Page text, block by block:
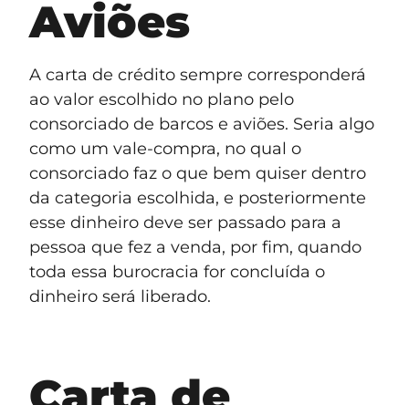
Aviões
A carta de crédito sempre corresponderá
ao valor escolhido no plano pelo
consorciado de barcos e aviões. Seria algo
como um vale-compra, no qual o
consorciado faz o que bem quiser dentro
da categoria escolhida, e posteriormente
esse dinheiro deve ser passado para a
pessoa que fez a venda, por fim, quando
toda essa burocracia for concluída o
dinheiro será liberado.